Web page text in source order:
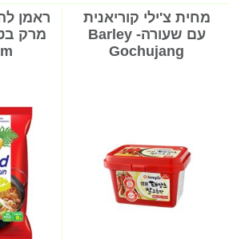
מחית צ'ילי קוריאנית
עם שעורה- Barley
Gochujang
ראמן
מרק